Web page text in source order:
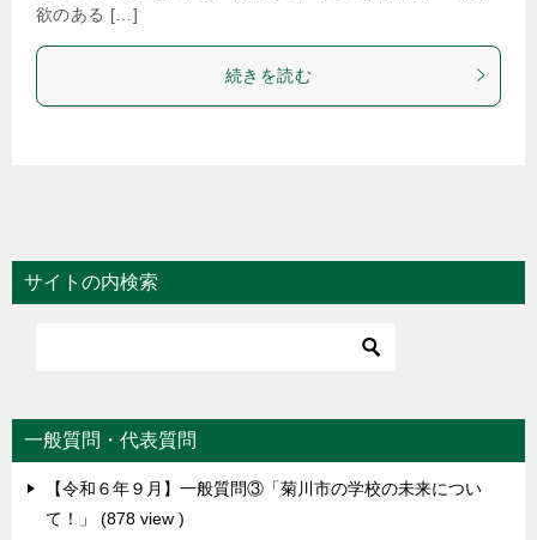
欲のある […]
続きを読む
サイトの内検索
一般質問・代表質問
【令和６年９月】一般質問③「菊川市の学校の未来につい
て！」
878 view